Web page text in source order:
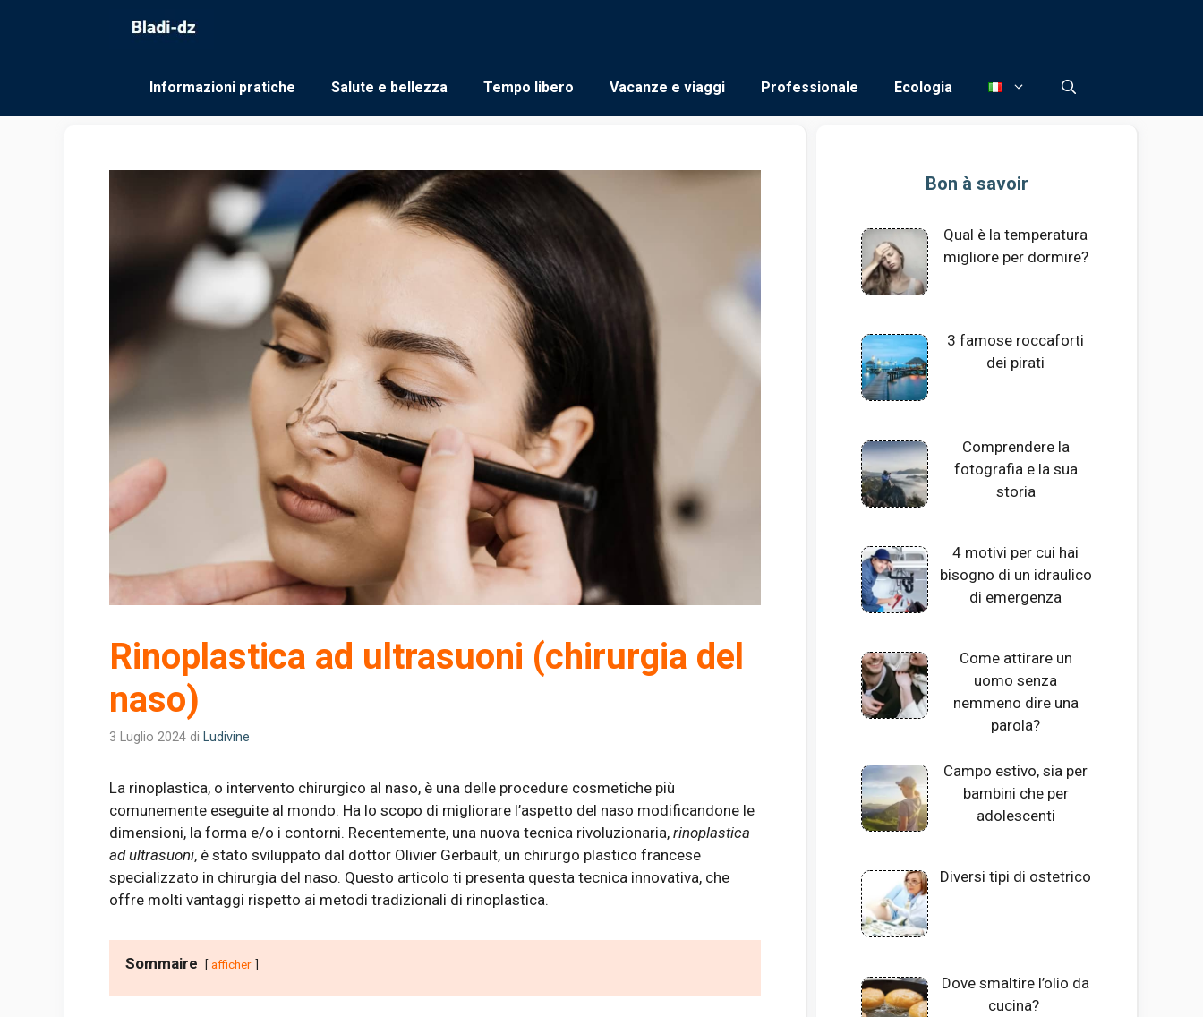
Informazioni pratiche Salute e bellezza Tempo libero Vacanze e viaggi Professionale Ecologia
Rinoplastica ad ultrasuoni (chirurgia del
naso)
3 Luglio 2024 di Ludivine
La rinoplastica, o intervento chirurgico al naso, è una delle procedure cosmetiche più
comunemente eseguite al mondo. Ha lo scopo di migliorare l’aspetto del naso modificandone le
dimensioni, la forma e/o i contorni. Recentemente, una nuova tecnica rivoluzionaria, rinoplastica
ad ultrasuoni, è stato sviluppato dal dottor Olivier Gerbault, un chirurgo plastico francese
specializzato in chirurgia del naso. Questo articolo ti presenta questa tecnica innovativa, che
offre molti vantaggi rispetto ai metodi tradizionali di rinoplastica.
Sommaire afficher
Bon à savoir
Qual è la temperatura
migliore per dormire?
3 famose roccaforti
dei pirati
Comprendere la
fotografia e la sua
storia
4 motivi per cui hai
bisogno di un idraulico
di emergenza
Come attirare un
uomo senza
nemmeno dire una
parola?
Campo estivo, sia per
bambini che per
adolescenti
Diversi tipi di ostetrico
Dove smaltire l’olio da
cucina?